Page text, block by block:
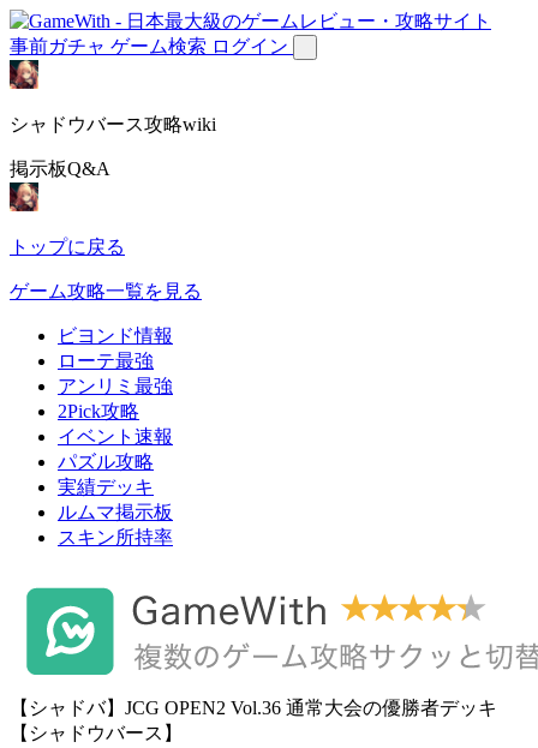
事前ガチャ ゲーム検索 ログイン
シャドウバース攻略wiki
掲示板Q&A
トップに戻る
ゲーム攻略一覧を見る
ビヨンド情報
ローテ最強
アンリミ最強
2Pick攻略
イベント速報
パズル攻略
実績デッキ
ルムマ掲示板
スキン所持率
【シャドバ】JCG OPEN2 Vol.36 通常大会の優勝者デッキ
【シャドウバース】